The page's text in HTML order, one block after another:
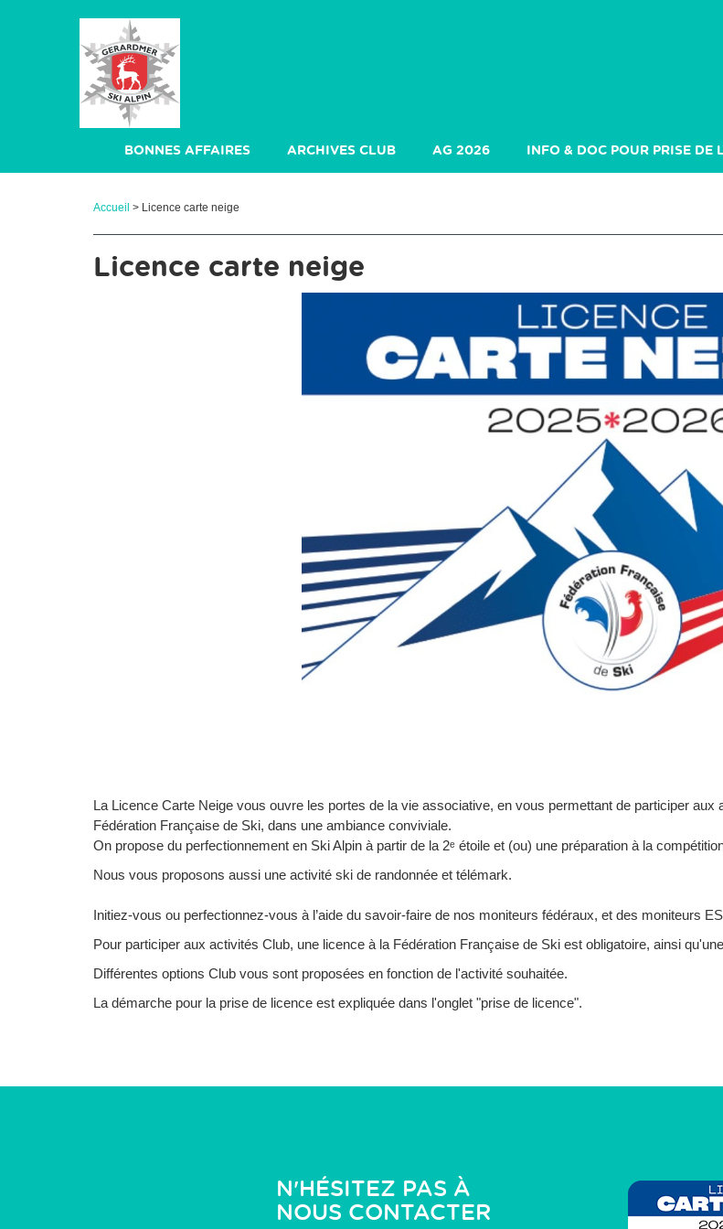
BONNES AFFAIRES ARCHIVES CLUB AG 2026 INFO & DOC POUR PRISE
Accueil > Licence carte neige
Licence carte neige
La Licence Carte Neige vous ouvre les portes de la vie associative, en vous permettant de participer
Fédération Française de Ski, dans une ambiance conviviale.
On propose du perfectionnement en Ski Alpin à partir de la 2ᵉ étoile et (ou) une préparation à la
Nous vous proposons aussi une activité ski de randonnée et télémark.
Initiez-vous ou perfectionnez-vous à l’aide du savoir-faire de nos moniteurs fédéraux, et des moniteurs
Pour participer aux activités Club, une licence à la Fédération Française de Ski est obligatoire, ainsi
Différentes options Club vous sont proposées en fonction de l'activité souhaitée.
La démarche pour la prise de licence est expliquée dans l'onglet "prise de licence".
N'HÉSITEZ PAS À
NOUS CONTACTER